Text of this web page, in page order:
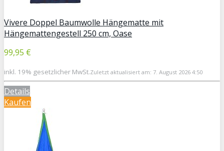
Vivere Doppel Baumwolle Hängematte mit
Hängemattengestell 250 cm, Oase
99,95 €
inkl. 19% gesetzlicher MwSt.Zuletzt aktualisiert am: 7. August 2026 4:50
Details
Kaufen